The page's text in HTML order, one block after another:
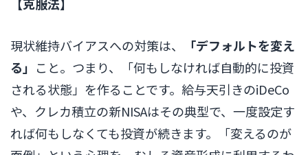
【克服法】
現状維持バイアスへの対策は、
「デフォルトを変え
る」 こと。つまり、「何もしなければ自動的に投資
される状態」を作ることです。給与天引きのiDeCo
や、クレカ積立の新NISAはその典型で、一度設定す
れば何もしなくても投資が続きます。「変えるのが